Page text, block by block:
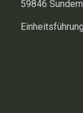
59846